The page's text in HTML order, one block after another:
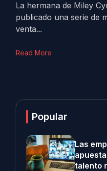
La hermana de Miley
publicado una serie de
venta...
Read More
Popular
Las
talento